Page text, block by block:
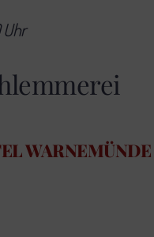
Uhr
WARNEMÜNDE